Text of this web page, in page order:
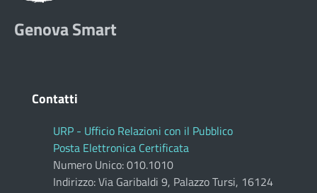
Genova Smart
Contatti
URP - Ufficio Relazioni con il Pubblico
Posta Elettronica Certificata
Numero Unico: 010.1010
Indirizzo: Via Garibaldi 9, Palazzo Tursi, 16124